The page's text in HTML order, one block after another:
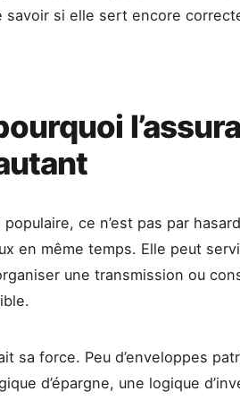
savoir si elle sert encore
ce n’est pas par
en même temps. Elle peut
une transmission ou
sa force. Peu d’enveloppes
d’épargne, une logique